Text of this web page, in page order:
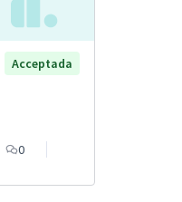
Acceptada
0